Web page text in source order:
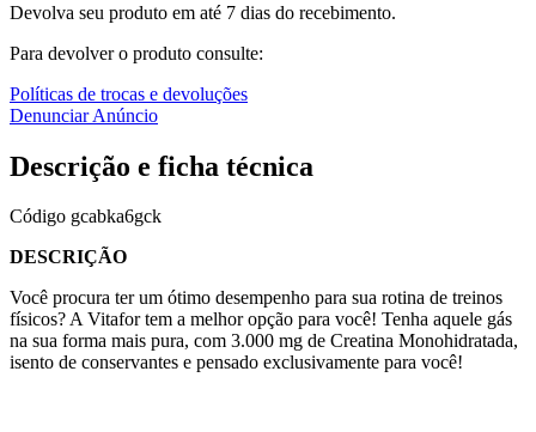
Devolva seu produto em até 7 dias do recebimento.
Para devolver o produto consulte:
Políticas de trocas e devoluções
Denunciar Anúncio
Descrição e ficha técnica
Código gcabka6gck
DESCRIÇÃO
Você procura ter um ótimo desempenho para sua rotina de treinos
físicos? A Vitafor tem a melhor opção para você! Tenha aquele gás
na sua forma mais pura, com 3.000 mg de Creatina Monohidratada,
isento de conservantes e pensado exclusivamente para você!